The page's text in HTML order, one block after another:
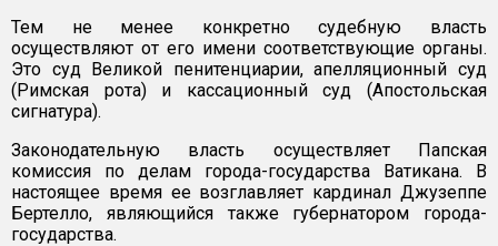
Тем не менее конкретно судебную власть
осуществляют от его имени соответствующие органы.
Это суд Великой пенитенциарии, апелляционный суд
(Римская рота) и кассационный суд (Апостольская
сигнатура).
Законодательную власть осуществляет Папская
комиссия по делам города-государства Ватикана. В
настоящее время ее возглавляет кардинал Джузеппе
Бертелло, являющийся также губернатором города-
государства.